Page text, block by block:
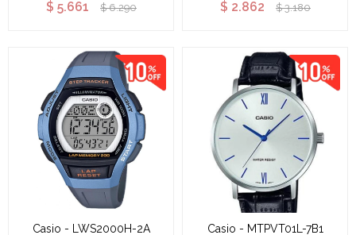
$ 5.661 $ 6.290 $ 2.862 $ 3.180
Casio - LWS2000H-2A Casio - MTPVT01L-7B1